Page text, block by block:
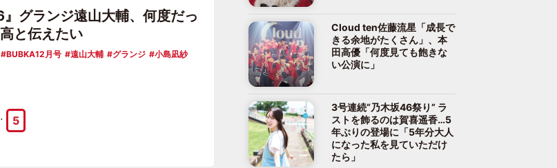
』グランジ遠山大輔、何度だっ
と伝えたい
BUBKA12月号 遠山大輔 グランジ
小島凪紗
5
Cloud ten佐藤流星「成長で
きる余地がたくさん」、本
田高優「何度見ても飽きな
い公演に」
3号連続“乃木坂46祭り” ラ
ストを飾るのは賀喜遥香…5
年ぶりの登場に「5年分大人
になった私を見ていただけ
たら」